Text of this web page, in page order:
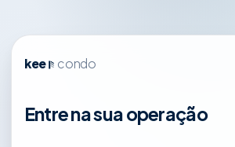
kee condo
Entre na sua operação